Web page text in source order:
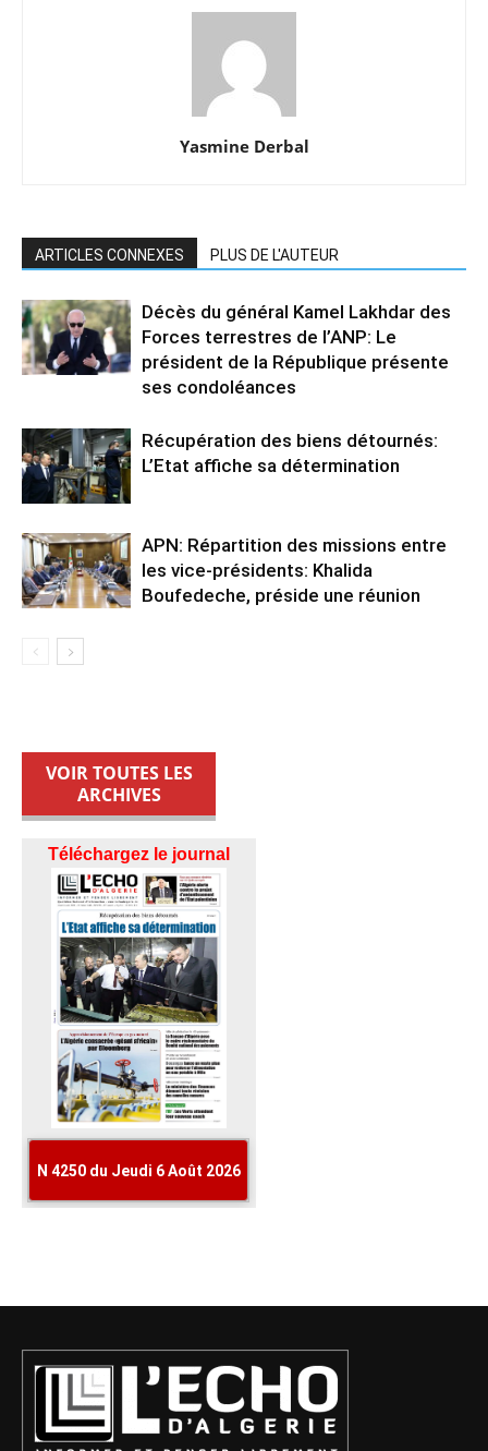
Yasmine Derbal
ARTICLES CONNEXES PLUS DE L'AUTEUR
Décès du général Kamel Lakhdar des
Forces terrestres de l’ANP: Le
président de la République présente
ses condoléances
Récupération des biens détournés:
L’Etat affiche sa détermination
APN: Répartition des missions entre
les vice-présidents: Khalida
Boufedeche, préside une réunion
VOIR TOUTES LES
ARCHIVES